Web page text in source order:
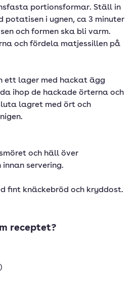
portionsformar. Ställ in
potatisen i ugnen, ca 3 minuter
och formen ska bli varm.
och fördela matjessillen på
ett lager med hackat ägg
ihop de hackade örterna och
lagret med ört och
och häll över
servering.
fint knäckebröd och kryddost.
receptet?